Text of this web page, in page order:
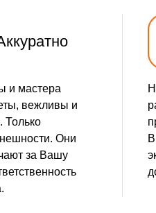
мин
мин
мин
мин
и мастера
вежливы и
Только
Они
за Вашу